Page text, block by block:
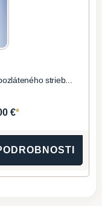
strieb...
€*